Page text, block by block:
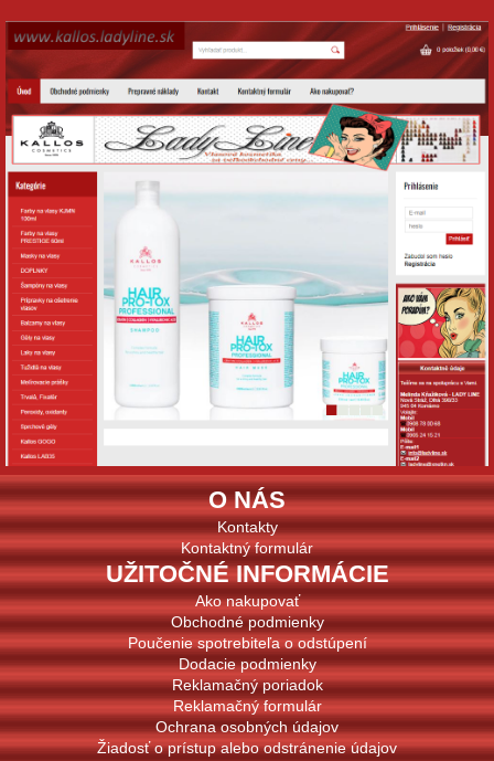
O NÁS
Kontakty
Kontaktný formulár
UŽITOČNÉ INFORMÁCIE
Ako nakupovať
Obchodné podmienky
Poučenie spotrebiteľa o odstúpení
Dodacie podmienky
Reklamačný poriadok
Reklamačný formulár
Ochrana osobných údajov
Žiadosť o prístup alebo odstránenie údajov